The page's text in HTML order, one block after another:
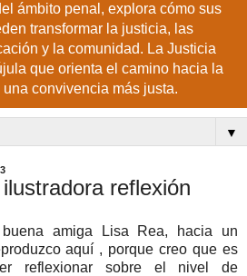
ámbito penal, explora cómo sus
transformar la justicia, las
y la comunidad. La Justicia
que orienta el camino hacia la
convivencia más justa.
▼
reflexión
amiga Lisa Rea, hacia un
aquí , porque creo que es
reflexionar sobre el nivel de